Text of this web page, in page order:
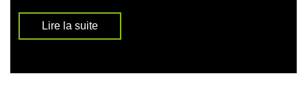
Lire la suite